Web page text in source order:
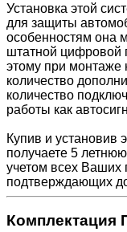
Установка этой
для защиты
особенностям она
штатной цифровой
этому при монтаже
количество
количество
работы как
Купив и установив
получаете 5
учетом всех Ваших
подтверждающих
Комплектация